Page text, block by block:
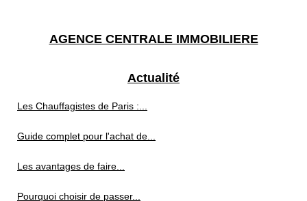
AGENCE CENTRALE IMMOBILIERE
Actualité
Les Chauffagistes de Paris :...
Guide complet pour l'achat de...
Les avantages de faire...
Pourquoi choisir de passer...